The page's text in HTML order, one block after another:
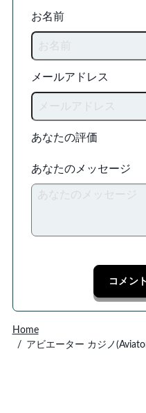
お名前
メールアドレス
あなたの評価
あなたのメッセージ
コメン
Home
アビエーター カジノ